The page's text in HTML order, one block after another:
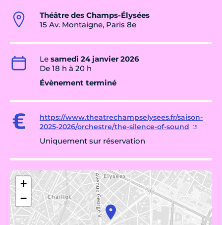
Théâtre des Champs-Élysées
15 Av. Montaigne, Paris 8e
Le samedi 24 janvier 2026
De 18 h à 20 h
Évènement terminé
https://www.theatrechampselysees.fr/saison-
2025-2026/orchestre/the-silence-of-sound
Uniquement sur réservation
+
−